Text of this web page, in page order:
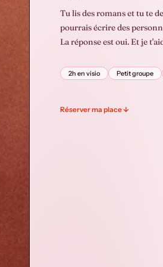
Tu lis des romans et tu te
pourrais écrire des
La réponse est oui. Et je
2h en visio Petit groupe
Réserver ma place ↓